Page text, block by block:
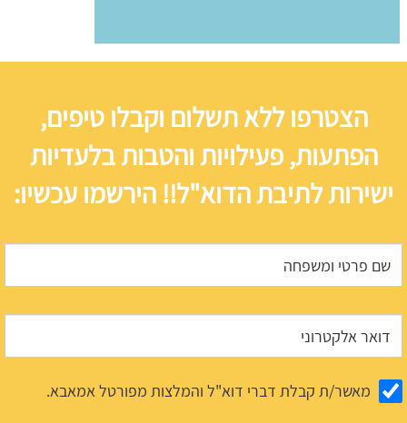
הצטרפו ללא תשלום וקבלו טיפים,
הפתעות, פעילויות והטבות בלעדיות
ישירות לתיבת הדוא"ל!! הירשמו עכשיו:
מאשר/ת קבלת דברי דוא"ל והמלצות מפורטל אמאבא.